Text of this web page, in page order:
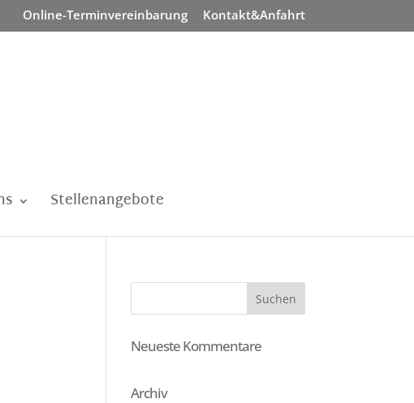
Online-Terminvereinbarung Kontakt&Anfahrt
Stellenangebote
Neueste Kommentare
Archiv